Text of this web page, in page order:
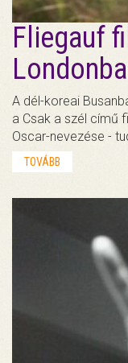
Fliegauf
A dél-koreai
a Csak a szél című
Oscar-nevezése -
TOVÁBB